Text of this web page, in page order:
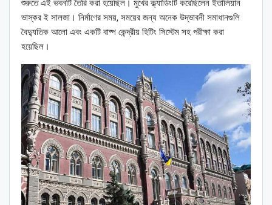
শুরুতে এই ভবনটি তৈরি করা হয়েছিল। মুখের ক্ল্যাডিংটি করেছিলেন ইতালিয়ান
ভাস্কর ই সালজা। নির্মাণের সময়, সময়ের জন্য অনেক উদ্ভাবনী সমাধানগুলি
বৈদ্যুতিক আলো এবং একটি বাষ্প কেন্দ্রীয় হিটিং সিস্টেম সহ পরীক্ষা করা
হয়েছিল।